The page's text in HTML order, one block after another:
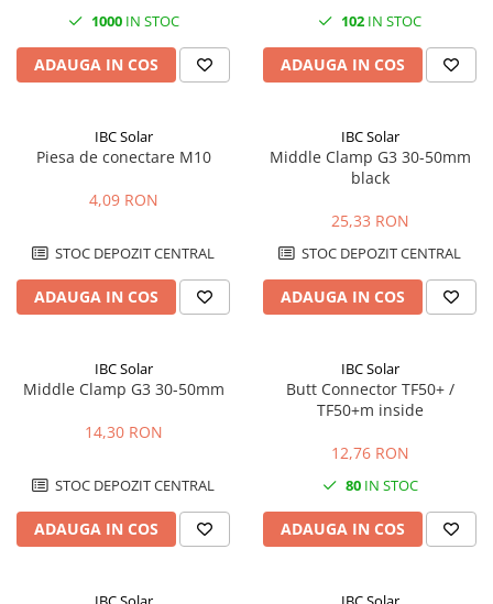
1000IN STOC
ADAUGA IN COS
102 IN STOC
ADAUGA IN COS
IBC Solar
Piesa de conectare M10
4,09 RON
STOC DEPOZIT CENTRAL
ADAUGA IN COS
IBC Solar
Middle Clamp G3 30-50mm
black
25,33 RON
STOC DEPOZIT CENTRAL
ADAUGA IN COS
IBC Solar
Middle Clamp G3 30-50mm
14,30 RON
STOC DEPOZIT CENTRAL
ADAUGA IN COS
IBC Solar
Butt Connector TF50+ /
TF50+m inside
12,76 RON
80IN STOC
ADAUGA IN COS